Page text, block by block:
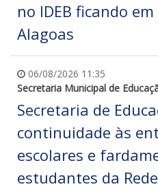
no IDEB ficando
Alagoas
06/08/2026 11:35
Secretaria Municipal de
Secretaria de
continuidade às
escolares e
estudantes da